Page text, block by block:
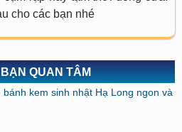
cho các bạn nhé
QUAN TÂM
bánh kem sinh nhật Hạ Long ngon và